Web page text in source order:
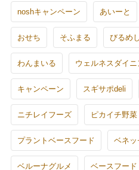
noshキャンペーン あいーと
おせち そふまる びるめし
わんまいる ウェルネスダイニ
キャンペーン スギサポdeli
ニチレイフーズ ピカイチ野菜
プラントベースフード ベネッ
ベルーナグルメ ベースフード